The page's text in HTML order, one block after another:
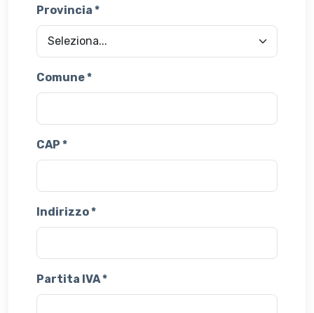
Provincia *
Comune *
CAP *
Indirizzo *
Partita IVA *